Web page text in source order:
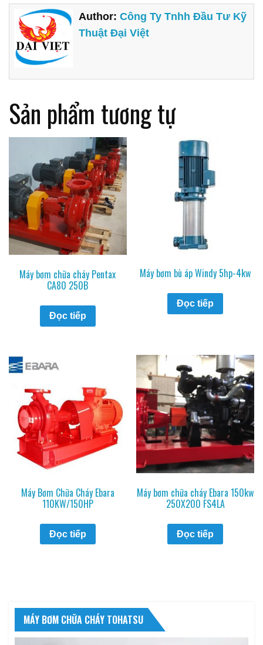
Author:Công Ty Tnhh Đầu Tư Kỹ
Thuật Đại Việt
Sản phẩm tương tự
Máy bơm chữa cháy Pentax
CA80 250B
Đọc tiếp
Máy bơm bù áp Windy 5hp-4kw
Đọc tiếp
Máy Bơm Chữa Cháy Ebara
110KW/150HP
Đọc tiếp
Máy bơm chữa cháy Ebara 150kw
250X200 FS4LA
Đọc tiếp
MÁY BƠM CHỮA CHÁY TOHATSU